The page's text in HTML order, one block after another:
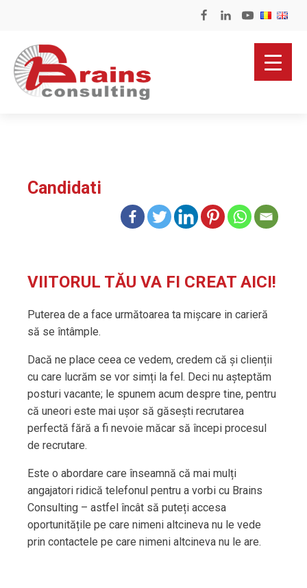
Candidati
VIITORUL TĂU VA FI CREAT AICI!
Puterea de a face următoarea ta mișcare in carieră
să se întâmple.
Dacă ne place ceea ce vedem, credem că și clienții
cu care lucrăm se vor simți la fel. Deci nu așteptăm
posturi vacante; le spunem acum despre tine, pentru
că uneori este mai ușor să găsești recrutarea
perfectă fără a fi nevoie măcar să începi procesul
de recrutare.
Este o abordare care înseamnă că mai mulți
angajatori ridică telefonul pentru a vorbi cu Brains
Consulting – astfel încât să puteți accesa
oportunitățile pe care nimeni altcineva nu le vede
prin contactele pe care nimeni altcineva nu le are.